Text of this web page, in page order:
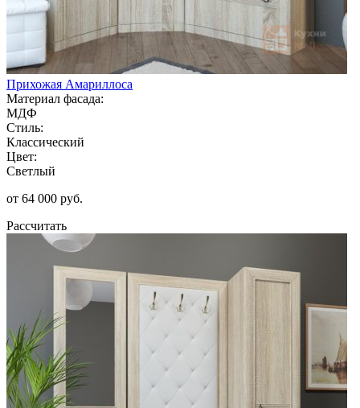
Прихожая Амариллоса
Материал фасада:
МДФ
Стиль:
Классический
Цвет:
Светлый
от 64 000 руб.
Рассчитать